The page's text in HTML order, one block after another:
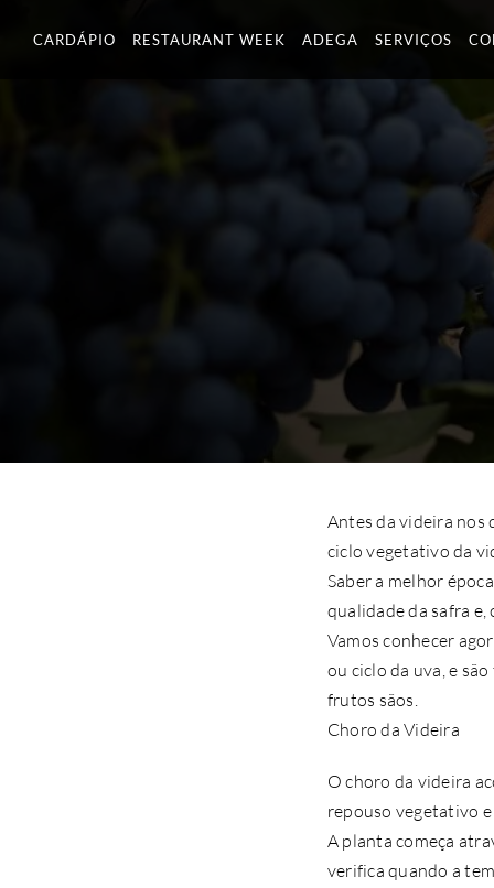
CARDÁPIO RESTAURANT WEEK ADEGA SERVIÇOS
Antes da videira nos
ciclo vegetativo da
Saber a melhor
qualidade da safra
Vamos conhecer
ou ciclo da uva, e
frutos sãos.
Choro da Videira
O choro da videira
repouso vegetativo
A planta começa
verifica quando a